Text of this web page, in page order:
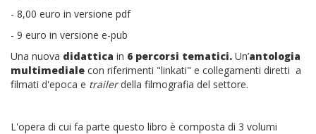
- 8,00 euro in versione pdf
- 9 euro in versione e-pub
Una nuova didattica in 6 percorsi tematici. Un’antologia
multimediale con riferimenti "linkati" e collegamenti diretti a
filmati d'epoca e trailerdella filmografia del settore.
L'opera di cui fa parte questo libro è composta di 3 volumi